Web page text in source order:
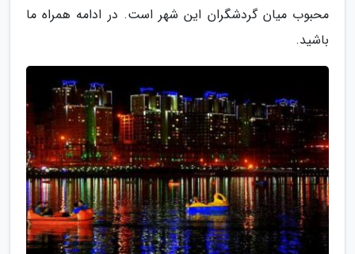
محبوب میان گردشگران این شهر است. در ادامه همراه ما
باشید.